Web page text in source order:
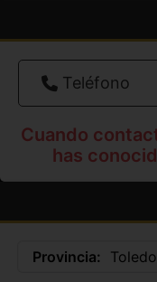
Teléfono
Cuando
has
Provincia: Toledo